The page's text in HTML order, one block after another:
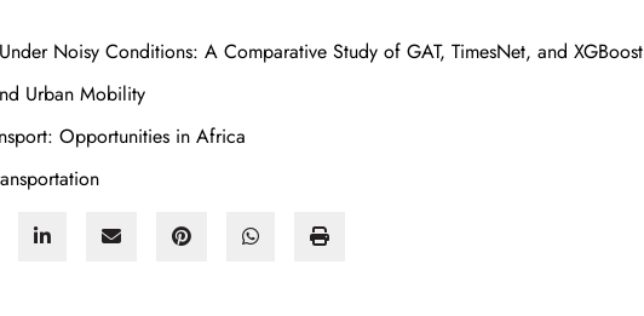
Noisy Conditions: A Comparative Study of GAT, TimesNet, and XGBoost
Urban Mobility
Opportunities in Africa